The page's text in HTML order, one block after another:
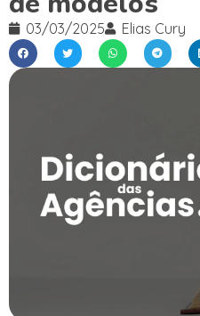
03/03/2025 Elias Cury